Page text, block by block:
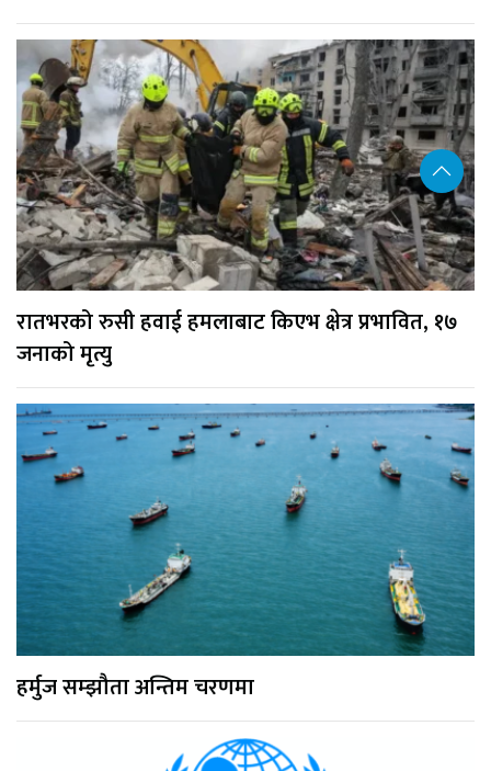
रातभरको रुसी हवाई हमलाबाट किएभ क्षेत्र प्रभावित, १७
जनाको मृत्यु
हर्मुज सम्झौता अन्तिम चरणमा